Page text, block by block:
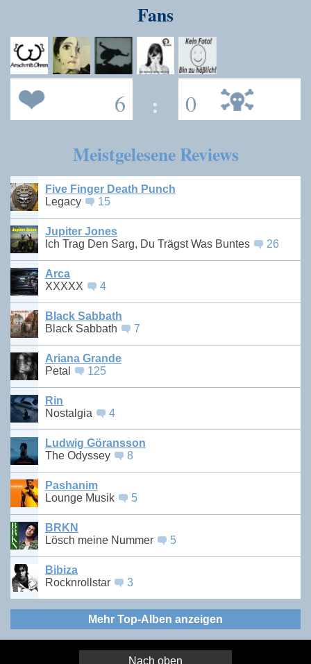
Fans
6 : 0
Meistgelesene Reviews
Five Finger Death Punch
Legacy
15
Jupiter Jones
Ich Trag Den Sarg, Du Trägst Was Buntes
26
Arca
XXXXX
4
Black Sabbath
Black Sabbath
7
Ariana Grande
Petal
125
Rin
Nostalgia
4
Ludwig Göransson
The Odyssey
8
Pashanim
Lounge Musik
5
BRKN
Lösch meine Nummer
5
Bibiza
Rocknrollstar
3
Mehr Top-Alben anzeigen
Nach oben